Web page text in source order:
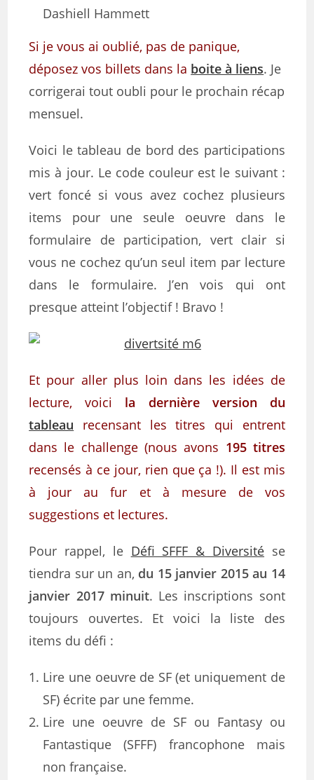
Dashiell Hammett
Si je vous ai oublié, pas de panique,
déposez vos billets dans la boite à liens. Je
corrigerai tout oubli pour le prochain récap
mensuel.
Voici le tableau de bord des participations
mis à jour. Le code couleur est le suivant :
vert foncé si vous avez cochez plusieurs
items pour une seule oeuvre dans le
formulaire de participation, vert clair si
vous ne cochez qu’un seul item par lecture
dans le formulaire. J’en vois qui ont
presque atteint l’objectif ! Bravo !
Et pour aller plus loin dans les idées de
lecture, voici la dernière version du
tableau
recensant les titres qui entrent
dans le challenge (nous avons 195 titres
recensés à ce jour, rien que ça !). Il est mis
à jour au fur et à mesure de vos
suggestions et lectures.
Pour rappel, le Défi SFFF & Diversité se
tiendra sur un an, du 15 janvier 2015 au 14
janvier 2017 minuit. Les inscriptions sont
toujours ouvertes. Et voici la liste des
items du défi :
Lire une oeuvre de SF (et uniquement de
SF) écrite par une femme.
Lire une oeuvre de SF ou Fantasy ou
Fantastique (SFFF) francophone mais
non française.